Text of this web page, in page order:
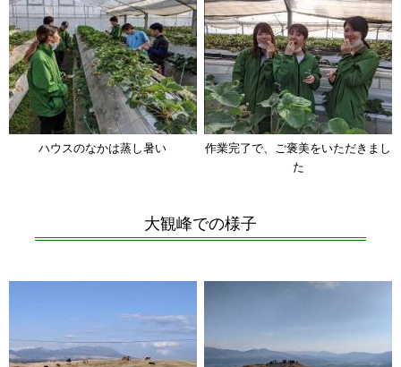
ハウスのなかは蒸し暑い
作業完了で、ご褒美をいただきまし
た
大観峰での様子